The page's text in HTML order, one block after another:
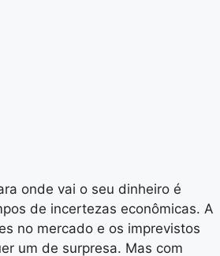
onde vai o seu dinheiro é
de incertezas econômicas. A
no mercado e os imprevistos
um de surpresa. Mas com